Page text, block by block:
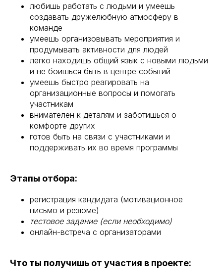
любишь работать с людьми и умеешь
создавать дружелюбную атмосферу в
команде
умеешь организовывать мероприятия и
продумывать активности для людей
легко находишь общий язык с новыми людьми
и не боишься быть в центре событий
умеешь быстро реагировать на
организационные вопросы и помогать
участникам
внимателен к деталям и заботишься о
комфорте других
готов быть на связи с участниками и
поддерживать их во время программы
Этапы отбора:
регистрация кандидата (мотивационное
письмо и резюме)
тестовое задание (если необходимо)
онлайн-встреча с организаторами
Что ты получишь от участия в проекте: